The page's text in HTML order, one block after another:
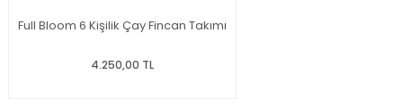
Full Bloom 6 Kişilik Çay Fincan Takımı
4.250,00 TL